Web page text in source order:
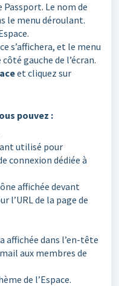
Le nom de
le menu déroulant.
s’affichera, et le menu
gauche de l’écran.
et cliquez sur
pouvez :
utilisé pour
connexion dédiée à
affichée devant
l’URL de la page de
affichée dans l’en-tête
aux membres de
de l’Espace.